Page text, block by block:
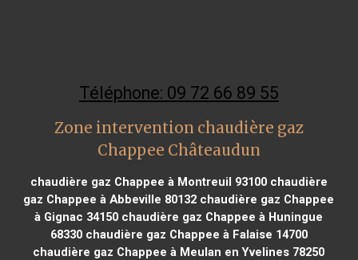
Téléphone: 09 72 66 89 55
Zone intervention chaudière gaz
Chappee Châteaudun
chaudière gaz Chappee à Montreuil 93100chaudière
gaz Chappee à Abbeville 80132 chaudière gaz Chappee
à Gignac 34150 chaudière gaz Chappee à Huningue
68330chaudière gaz Chappee à Falaise 14700
chaudière gaz Chappee à Meulan en Yvelines 78250